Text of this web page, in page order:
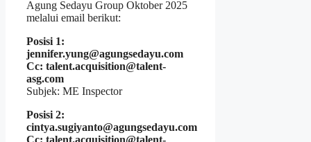
Agung Sedayu Group Oktober 2025
melalui email berikut:
Posisi 1:
jennifer.yung@agungsedayu.com
Cc: talent.acquisition@talent-
asg.com
Subjek: ME Inspector
Posisi 2:
cintya.sugiyanto@agungsedayu.com